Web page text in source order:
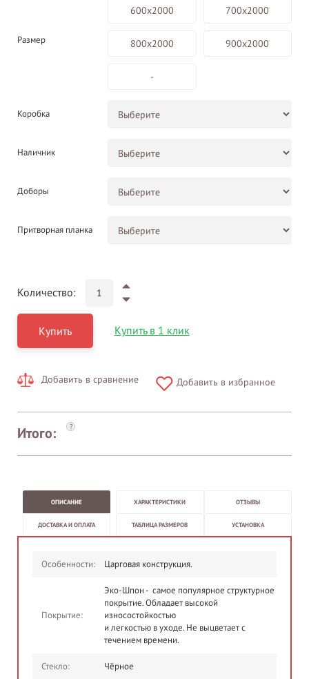
Размер
600х2000 700х2000
800х2000 900х2000
-
Коробка
Наличник
Доборы
Притворная планка
Количество:
Купить Купить в 1 клик
Добавить в сравнение Добавить в избранное
Итого: ?
ОПИСАНИЕ ХАРАКТЕРИСТИКИ ОТЗЫВЫ
ДОСТАВКА И ОПЛАТА ТАБЛИЦА РАЗМЕРОВ УСТАНОВКА
Особенности: Царговая конструкция.
Покрытие:
Эко-Шпон - самое популярное структурное
покрытие. Обладает высокой
износостойкостью
и легкостью в уходе. Не выцветает с
течением времени.
Стекло: Чёрное